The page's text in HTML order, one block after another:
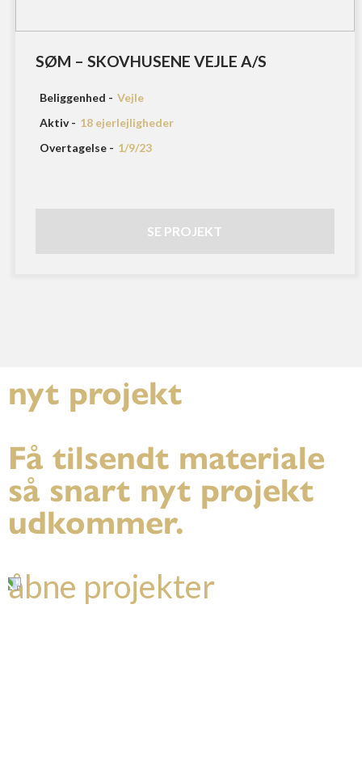
SØM – SKOVHUSENE VEJLE A/S
Beliggenhed - Vejle
Aktiv - 18 ejerlejligheder
Overtagelse - 1/9/23
SE PROJEKT
nyt projekt
Få tilsendt materiale
så snart nyt projekt
udkommer.
åbne projekter